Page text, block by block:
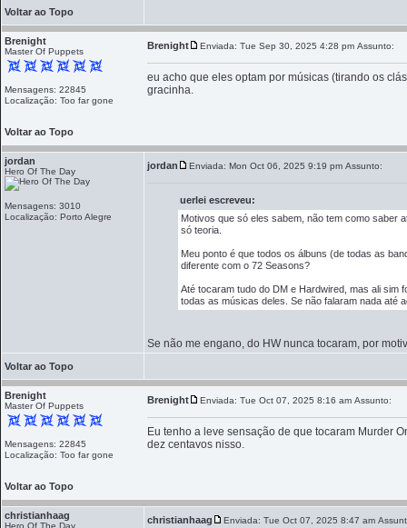
Voltar ao Topo
Brenight
Master Of Puppets
Mensagens: 22845
Localização: Too far gone
Brenight Enviada: Tue Sep 30, 2025 4:28 pm Assunto:
eu acho que eles optam por músicas (tirando os
gracinha.
Voltar ao Topo
jordan
Hero Of The Day
Mensagens: 3010
Localização: Porto Alegre
jordan Enviada: Mon Oct 06, 2025 9:19 pm Assunto:
uerlei escreveu:
Motivos que só eles sabem, não tem como saber
só teoria.
Meu ponto é que todos os álbuns (de todas as
diferente com o 72 Seasons?
Até tocaram tudo do DM e Hardwired, mas ali sim
todas as músicas deles. Se não falaram nada até
Se não me engano, do HW nunca tocaram, por
Voltar ao Topo
Brenight
Master Of Puppets
Mensagens: 22845
Localização: Too far gone
Brenight Enviada: Tue Oct 07, 2025 8:16 am Assunto:
Eu tenho a leve sensação de que tocaram Murder
dez centavos nisso.
Voltar ao Topo
christianhaag
Hero Of The Day
christianhaag Enviada: Tue Oct 07, 2025 8:47 am